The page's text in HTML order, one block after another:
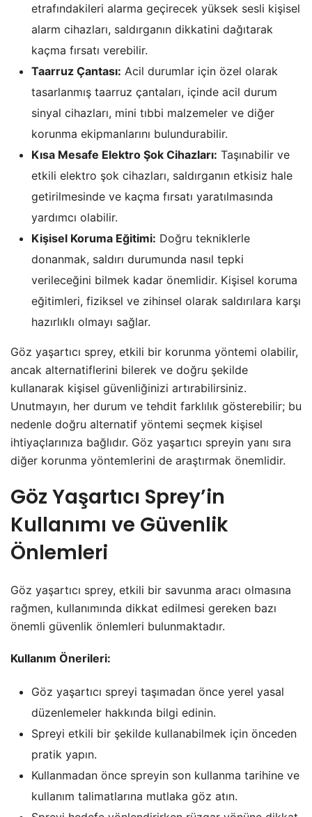
etrafındakileri alarma geçirecek yüksek sesli kişisel
alarm cihazları, saldırganın dikkatini dağıtarak
kaçma fırsatı verebilir.
Taarruz Çantası: Acil durumlar için özel olarak
tasarlanmış taarruz çantaları, içinde acil durum
sinyal cihazları, mini tıbbi malzemeler ve diğer
korunma ekipmanlarını bulundurabilir.
Kısa Mesafe Elektro Şok Cihazları: Taşınabilir ve
etkili elektro şok cihazları, saldırganın etkisiz hale
getirilmesinde ve kaçma fırsatı yaratılmasında
yardımcı olabilir.
Kişisel Koruma Eğitimi: Doğru tekniklerle
donanmak, saldırı durumunda nasıl tepki
verileceğini bilmek kadar önemlidir. Kişisel koruma
eğitimleri, fiziksel ve zihinsel olarak saldırılara karşı
hazırlıklı olmayı sağlar.
Göz yaşartıcı sprey, etkili bir korunma yöntemi olabilir,
ancak alternatiflerini bilerek ve doğru şekilde
kullanarak kişisel güvenliğinizi artırabilirsiniz.
Unutmayın, her durum ve tehdit farklılık gösterebilir; bu
nedenle doğru alternatif yöntemi seçmek kişisel
ihtiyaçlarınıza bağlıdır. Göz yaşartıcı spreyin yanı sıra
diğer korunma yöntemlerini de araştırmak önemlidir.
Göz Yaşartıcı Sprey’in
Kullanımı ve Güvenlik
Önlemleri
Göz yaşartıcı sprey, etkili bir savunma aracı olmasına
rağmen, kullanımında dikkat edilmesi gereken bazı
önemli güvenlik önlemleri bulunmaktadır.
Kullanım Önerileri:
Göz yaşartıcı spreyi taşımadan önce yerel yasal
düzenlemeler hakkında bilgi edinin.
Spreyi etkili bir şekilde kullanabilmek için önceden
pratik yapın.
Kullanmadan önce spreyin son kullanma tarihine ve
kullanım talimatlarına mutlaka göz atın.